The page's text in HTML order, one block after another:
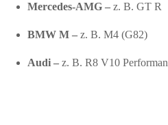
Mercedes-AMG – z. B. GT R
BMW M – z. B. M4 (G82)
Audi – z. B. R8 V10